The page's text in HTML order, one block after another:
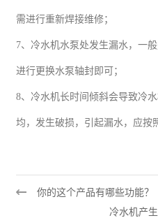
需进行重新焊接维修；
7、冷水机水泵处发生漏水，一
进行更换水泵轴封即可；
8、冷水机长时间倾斜会导致冷
均，发生破损，引起漏水，应按
你的这个产品有哪些功能？
冷水机产